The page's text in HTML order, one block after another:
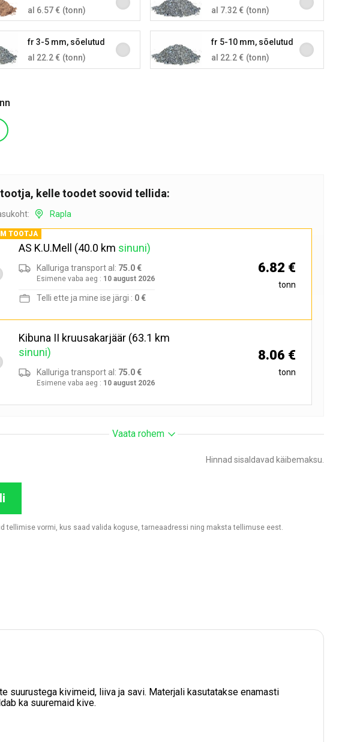
al 6.57 € (tonn)
al 7.32 € (tonn)
fr 3-5 mm, sõelutud
al 22.2 € (tonn)
fr 5-10 mm, sõelutud
al 22.2 € (tonn)
kelle toodet soovid tellida:
Rapla
TOOTJA
AS K.U.Mell (40.0 km sinuni)
Kalluriga transport al: 75.0 €
Esimene vaba aeg : 10 august 2026
Telli ette ja mine ise järgi : 0 €
6.82 €
tonn
Kibuna II kruusakarjäär (63.1 km
sinuni)
Kalluriga transport al: 75.0 €
Esimene vaba aeg : 10 august 2026
8.06 €
tonn
Vaata rohem
Hinnad sisaldavad käibemaksu.
tellimise vormi, kus saad valida koguse, tarneaadressi ning maksta tellimuse eest.
suurustega kivimeid, liiva ja savi. Materjali kasutatakse enamasti
ka suuremaid kive.